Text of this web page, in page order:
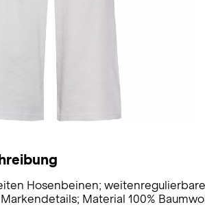
Hosenbeinen;
Material 100%